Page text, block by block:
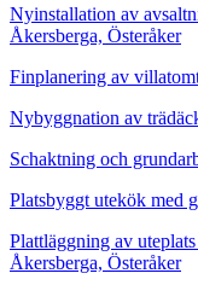
Nyinstallation av
Åkersberga, Österåker
Finplanering av
Nybyggnation av
Schaktning och
Platsbyggt utekök med
Plattläggning av
Åkersberga, Österåker